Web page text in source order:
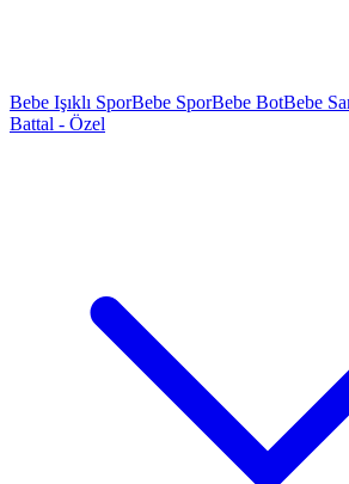
Bebe Işıklı SporBebe SporBebe BotBebe
Battal - Özel